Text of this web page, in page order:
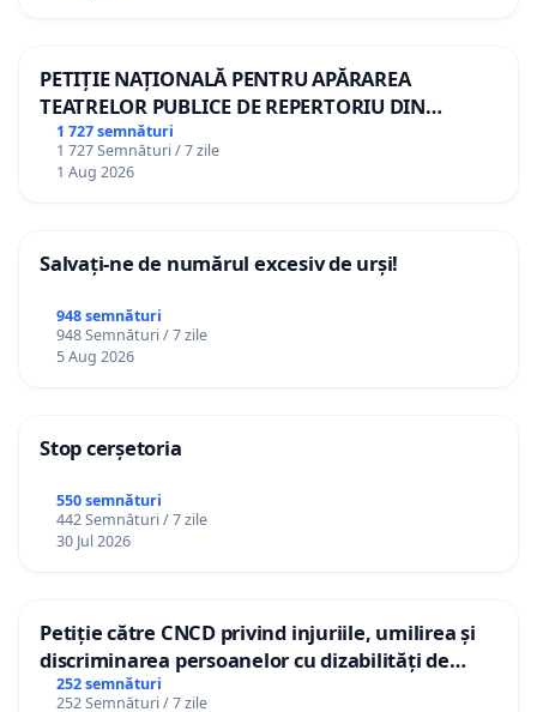
PETIȚIE NAȚIONALĂ PENTRU APĂRAREA
TEATRELOR PUBLICE DE REPERTORIU DIN
ROMÂNIA
1 727 semnături
1 727 Semnături / 7 zile
1 Aug 2026
Salvați-ne de numărul excesiv de urși!
948 semnături
948 Semnături / 7 zile
5 Aug 2026
Stop cerșetoria
550 semnături
442 Semnături / 7 zile
30 Jul 2026
Petiție către CNCD privind injuriile, umilirea și
discriminarea persoanelor cu dizabilități de
către utilizatorul TikTok „Gorici”
252 semnături
252 Semnături / 7 zile